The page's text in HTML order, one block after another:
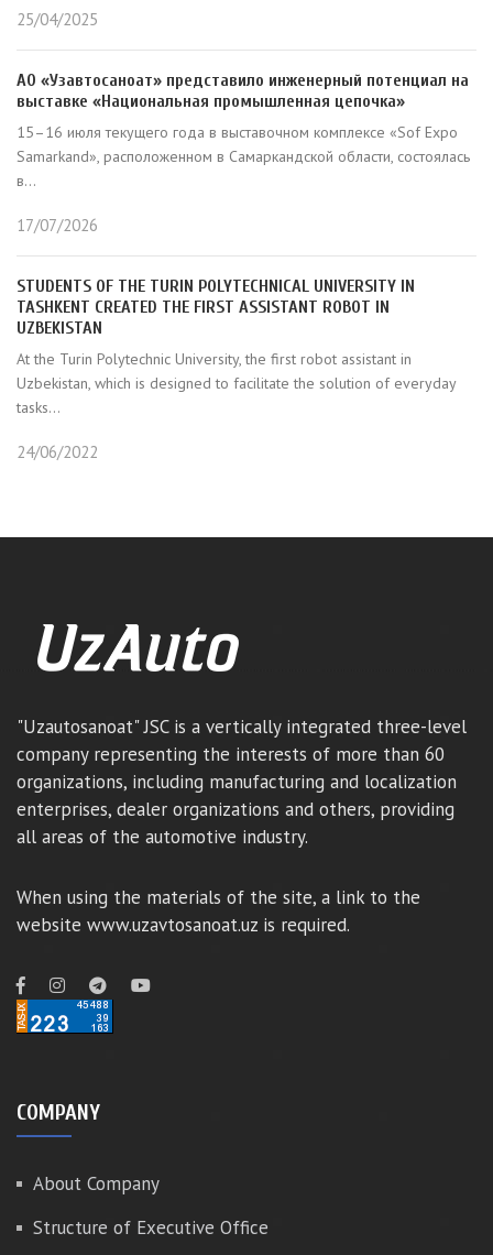
25/04/2025
АО «Узавтосаноат» представило инженерный потенциал на
выставке «Национальная промышленная цепочка»
15–16 июля текущего года в выставочном комплексе «Sof Expo
Samarkand», расположенном в Самаркандской области, состоялась
в...
17/07/2026
STUDENTS OF THE TURIN POLYTECHNICAL UNIVERSITY IN
TASHKENT CREATED THE FIRST ASSISTANT ROBOT IN
UZBEKISTAN
At the Turin Polytechnic University, the first robot assistant in
Uzbekistan, which is designed to facilitate the solution of everyday
tasks...
24/06/2022
"Uzautosanoat" JSC is a vertically integrated three-level
company representing the interests of more than 60
organizations, including manufacturing and localization
enterprises, dealer organizations and others, providing
all areas of the automotive industry.
When using the materials of the site, a link to the
website www.uzavtosanoat.uz is required.
COMPANY
About Company
Structure of Executive Office